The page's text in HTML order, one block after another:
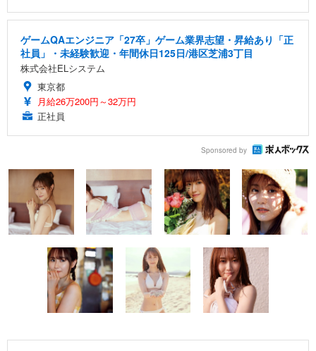
ゲームQAエンジニア「27卒」ゲーム業界志望・昇給あり「正
社員」・未経験歓迎・年間休日125日/港区芝浦3丁目
株式会社ELシステム
東京都
月給26万200円～32万円
正社員
Sponsored by